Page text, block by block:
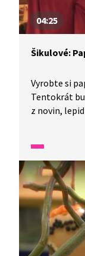
04:25
Šikulové:
Vyrobte si
Tentokrát
z novin,